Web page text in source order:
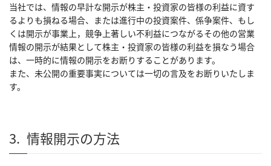
当社では、情報の早計な開示が株主・投資家の皆様の利益に資す
るよりも損ねる場合、または進行中の投資案件、係争案件、もし
くは開示が事業上，競争上著しい不利益につながるその他の営業
情報の開示が結果として株主・投資家の皆様の利益を損なう場合
は、一時的に情報の開示をお断りすることがあります。
また、未公開の重要事実については一切の言及をお断りいたしま
す。
3. 情報開示の方法